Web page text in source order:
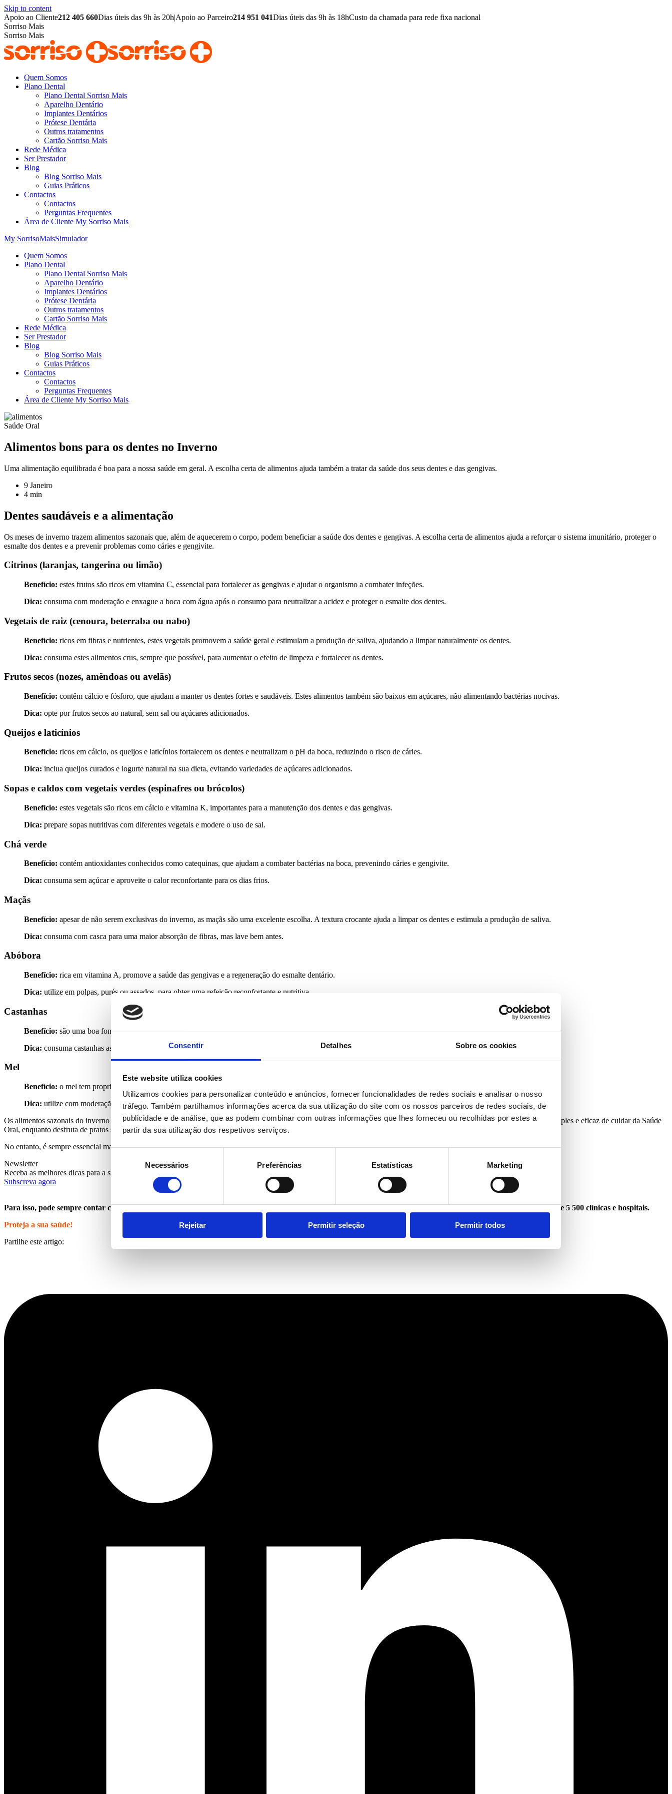
Consentir Detalhes Sobre os cookies
Este website utiliza cookies
Utilizamos cookies para personalizar conteúdo e anúncios, fornecer funcionalidades de redes sociais e analisar o nosso
tráfego. Também partilhamos informações acerca da sua utilização do site com os nossos parceiros de redes sociais, de
publicidade e de análise, que as podem combinar com outras informações que lhes forneceu ou recolhidas por estes a
partir da sua utilização dos respetivos serviços.
consentimento
Necessários Preferências Estatísticas Marketing
Rejeitar Permitir seleção Permitir todos
Skip to content
Apoio ao Cliente212 405 660Dias úteis das 9h às 20h|Apoio ao Parceiro214 951 041Dias úteis das 9h às 18hCusto da chamada para rede fixa nacional
Sorriso Mais
Sorriso Mais
Quem Somos
Plano Dental
Plano Dental Sorriso Mais
Aparelho Dentário
Implantes Dentários
Prótese Dentária
Outros tratamentos
Cartão Sorriso Mais
Rede Médica
Ser Prestador
Blog
Blog Sorriso Mais
Guias Práticos
Contactos
Contactos
Perguntas Frequentes
Área de Cliente My Sorriso Mais
My SorrisoMaisSimulador
Quem Somos
Plano Dental
Plano Dental Sorriso Mais
Aparelho Dentário
Implantes Dentários
Prótese Dentária
Outros tratamentos
Cartão Sorriso Mais
Rede Médica
Ser Prestador
Blog
Blog Sorriso Mais
Guias Práticos
Contactos
Contactos
Perguntas Frequentes
Área de Cliente My Sorriso Mais
Saúde Oral
Alimentos bons para os dentes no Inverno
Uma alimentação equilibrada é boa para a nossa saúde em geral. A escolha certa de alimentos ajuda também a tratar da saúde dos seus dentes e das gengivas.
9 Janeiro
4 min
Dentes saudáveis e a alimentação
Os meses de inverno trazem alimentos sazonais que, além de aquecerem o corpo, podem beneficiar a saúde dos dentes e gengivas. A escolha certa de alimentos ajuda a reforçar o sistema imunitário, proteger o
esmalte dos dentes e a prevenir problemas como cáries e gengivite.
Citrinos (laranjas, tangerina ou limão)
Benefício: estes frutos são ricos em vitamina C, essencial para fortalecer as gengivas e ajudar o organismo a combater infeções.
Dica: consuma com moderação e enxague a boca com água após o consumo para neutralizar a acidez e proteger o esmalte dos dentes.
Vegetais de raiz (cenoura, beterraba ou nabo)
Benefício: ricos em fibras e nutrientes, estes vegetais promovem a saúde geral e estimulam a produção de saliva, ajudando a limpar naturalmente os dentes.
Dica: consuma estes alimentos crus, sempre que possível, para aumentar o efeito de limpeza e fortalecer os dentes.
Frutos secos (nozes, amêndoas ou avelãs)
Benefício: contêm cálcio e fósforo, que ajudam a manter os dentes fortes e saudáveis. Estes alimentos também são baixos em açúcares, não alimentando bactérias nocivas.
Dica: opte por frutos secos ao natural, sem sal ou açúcares adicionados.
Queijos e laticínios
Benefício: ricos em cálcio, os queijos e laticínios fortalecem os dentes e neutralizam o pH da boca, reduzindo o risco de cáries.
Dica: inclua queijos curados e iogurte natural na sua dieta, evitando variedades de açúcares adicionados.
Sopas e caldos com vegetais verdes (espinafres ou brócolos)
Benefício: estes vegetais são ricos em cálcio e vitamina K, importantes para a manutenção dos dentes e das gengivas.
Dica: prepare sopas nutritivas com diferentes vegetais e modere o uso de sal.
Chá verde
Benefício: contém antioxidantes conhecidos como catequinas, que ajudam a combater bactérias na boca, prevenindo cáries e gengivite.
Dica: consuma sem açúcar e aproveite o calor reconfortante para os dias frios.
Maçãs
Benefício: apesar de não serem exclusivas do inverno, as maçãs são uma excelente escolha. A textura crocante ajuda a limpar os dentes e estimula a produção de saliva.
Dica: consuma com casca para uma maior absorção de fibras, mas lave bem antes.
Abóbora
Benefício: rica em vitamina A, promove a saúde das gengivas e a regeneração do esmalte dentário.
Dica: utilize em polpas, purés ou assados, para obter uma refeição reconfortante e nutritiva.
Castanhas
Benefício: são uma boa fonte de magnésio, que desempenha um papel importante na saúde dos dentes.
Dica: consuma castanhas assadas ou cozidas, evitando versões caramelizadas ou muito doces.
Mel
Benefício: o mel tem propriedades antimicrobianas naturais, que podem ser benéficas para a Saúde Oral.
Dica: utilize com moderação como adoçante em chás ou receitas e enxague a boca após o consumo.
Os alimentos sazonais do inverno podem ser grandes aliados na proteção dos seus dentes e gengivas. Apostar numa alimentação equilibrada e rica em nutrientes é uma forma simples e eficaz de cuidar da Saúde
Oral, enquanto desfruta de pratos saborosos e reconfortantes.
No entanto, é sempre essencial manter a sua rotina de Higiene Oral, como também as visitas regulares ao dentista.
Newsletter
Receba as melhores dicas para a sua saúde
Subscreva agora
Para isso, pode sempre contar com oPlano DentalSorriso Mais que lhe dá acesso a descontos até 50% em tratamentos dentários e tem uma Rede Médica com mais de 5 500 clínicas e hospitais.
Proteja a sua saúde!
Partilhe este artigo: